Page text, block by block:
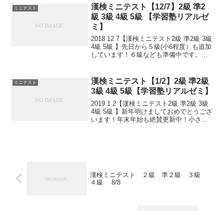
ご連絡ください。申込み書類お渡し致...
ミニテスト
漢検ミニテスト【12/7】2級 準2
級 3級 4級 5級 【学習塾リアルゼ
ミ】
2018 12 7【漢検ミニテスト2級 準2級 3級
4級 5級 】先日から５級(小6程度）も追加
しています！６級なども準備中です。小
日々是精進、継続は力なり！毎日少し
ず...
ミニテスト
漢検ミニテスト【1/2】2級 準2級
3級 4級 5級【学習塾リアルゼミ】
2019 1 2【漢検ミニテスト2級 準2級 3級
4級 5級 】新年明けましておめでとうござ
います！年末年始も絶賛更新中！小さな
漢検ミニテスト ２級 準２級 ３級
４級 8/8